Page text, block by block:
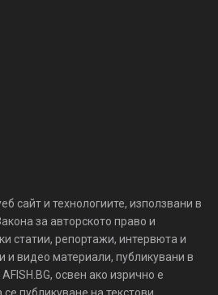
сайт и технологиите, използвани в
за авторското право и
статии, репортажи, интервюта и
и видео материали, публикувани в
освен ако изрично е
публикуване на текстови